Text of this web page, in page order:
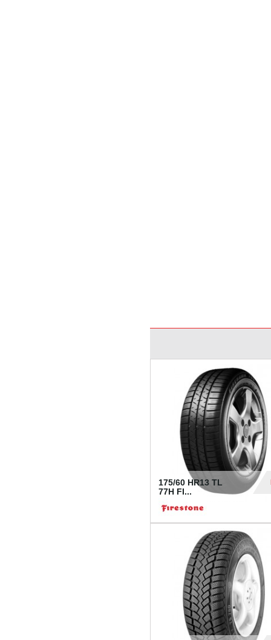
175/60 HR13 TL
77H FI...